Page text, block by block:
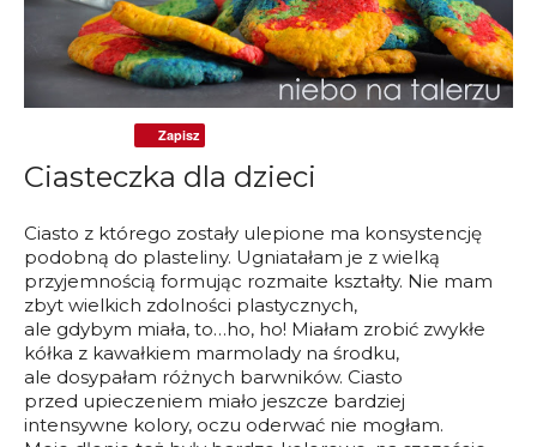
Ciasteczka dla dzieci
Ciasto z którego zostały ulepione ma konsystencję
podobną do plasteliny. Ugniatałam je z wielką
przyjemnością formując rozmaite kształty. Nie mam
zbyt wielkich zdolności plastycznych,
ale gdybym miała, to…ho, ho! Miałam zrobić zwykłe
kółka z kawałkiem marmolady na środku,
ale dosypałam różnych barwników. Ciasto
przed upieczeniem miało jeszcze bardziej
intensywne kolory, oczu oderwać nie mogłam.
Zapisz